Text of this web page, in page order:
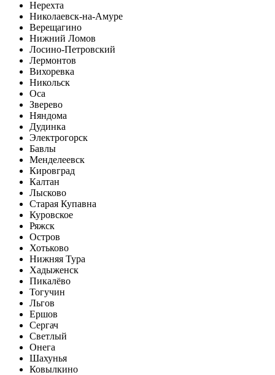
Нерехта
Николаевск-на-Амуре
Верещагино
Нижний Ломов
Лосино-Петровский
Лермонтов
Вихоревка
Никольск
Оса
Зверево
Няндома
Дудинка
Электрогорск
Бавлы
Менделеевск
Кировград
Калтан
Лысково
Старая Купавна
Куровское
Ряжск
Остров
Хотьково
Нижняя Тура
Хадыженск
Пикалёво
Тогучин
Льгов
Ершов
Сергач
Светлый
Онега
Шахунья
Ковылкино